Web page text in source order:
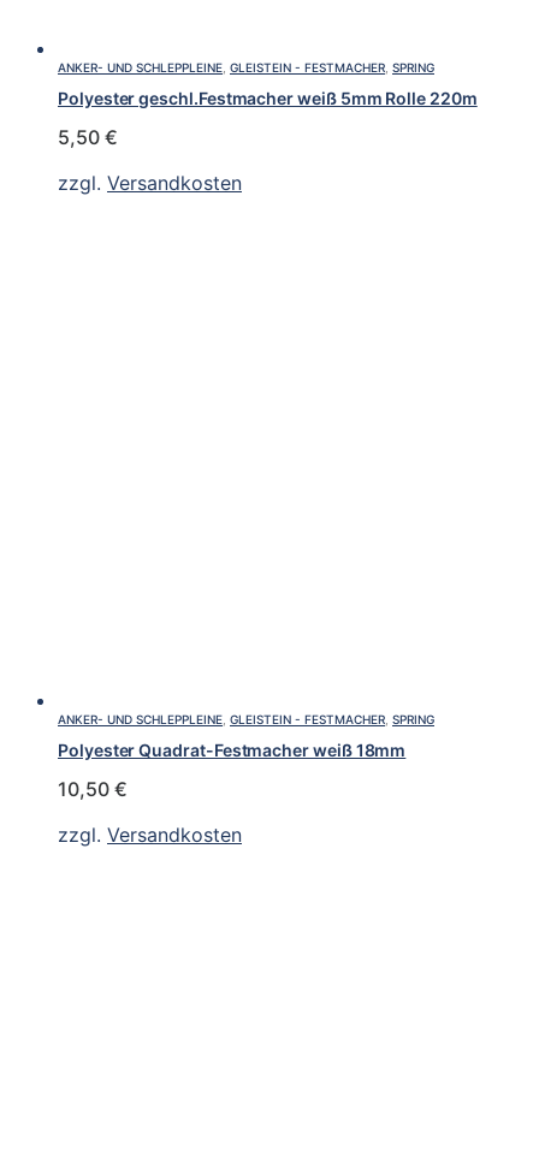
ANKER- UND SCHLEPPLEINE GLEISTEIN - FESTMACHER SPRING
Polyester geschl.Festmacher weiß 5mm Rolle 220m
5,50 €
zzgl. Versandkosten
ANKER- UND SCHLEPPLEINE GLEISTEIN - FESTMACHER SPRING
Polyester Quadrat-Festmacher weiß 18mm
10,50 €
zzgl. Versandkosten